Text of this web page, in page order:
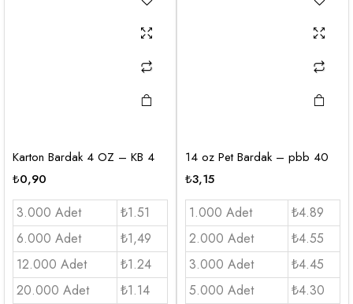
Karton Bardak 4 OZ – KB 4
₺0,90
3.000 Adet
₺1.51
6.000 Adet
₺1,49
12.000 Adet
₺1.24
20.000 Adet
₺1.14
14 oz Pet Bardak – pbb 40
₺3,15
1.000 Adet
₺4.89
2.000 Adet
₺4.55
3.000 Adet
₺4.45
5.000 Adet
₺4.30